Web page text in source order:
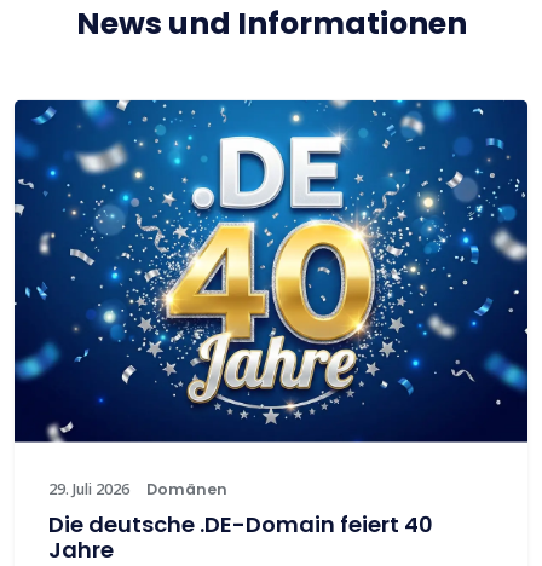
News und Informationen
29. Juli 2026 Domänen
Die deutsche .DE-Domain feiert 40
Jahre